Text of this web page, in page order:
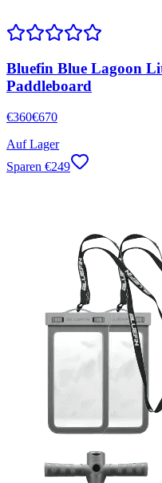
Bluefin Blue Lagoon
Paddleboard
€360€670
Auf Lager
Sparen €249